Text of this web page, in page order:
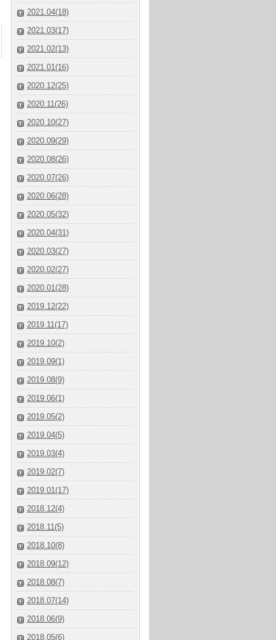
2021.04(18)
2021.03(17)
2021.02(13)
2021.01(16)
2020.12(25)
2020.11(26)
2020.10(27)
2020.09(29)
2020.08(26)
2020.07(26)
2020.06(28)
2020.05(32)
2020.04(31)
2020.03(27)
2020.02(27)
2020.01(28)
2019.12(22)
2019.11(17)
2019.10(2)
2019.09(1)
2019.08(9)
2019.06(1)
2019.05(2)
2019.04(5)
2019.03(4)
2019.02(7)
2019.01(17)
2018.12(4)
2018.11(5)
2018.10(8)
2018.09(12)
2018.08(7)
2018.07(14)
2018.06(9)
2018.05(6)